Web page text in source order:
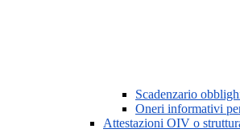
Scadenzario
Oneri informativi
Attestazioni OIV o